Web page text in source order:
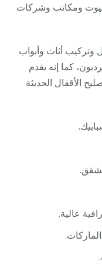
ومكاتب وشركات
وتركيب أثاث وأبواب
كما إنه يقدم
الأقفال الحديثة
عالية.